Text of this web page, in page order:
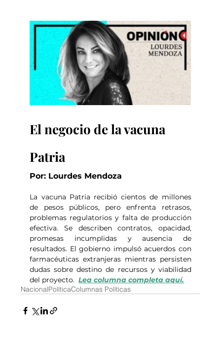
El negocio de la vacuna
Patria
Por: Lourdes Mendoza
La vacuna Patria recibió cientos de millones
de pesos públicos, pero enfrenta retrasos,
problemas regulatorios y falta de producción
efectiva. Se describen contratos, opacidad,
promesas incumplidas y ausencia de
resultados. El gobierno impulsó acuerdos con
farmacéuticas extranjeras mientras persisten
dudas sobre destino de recursos y viabilidad
del proyecto. Lea columna completa aquí.
NacionalPolíticaColumnas Políticas